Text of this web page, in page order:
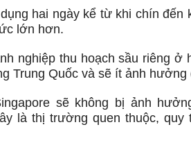
hai ngày kể từ khi chín đến
lớn hơn.
nghiệp thu hoạch sầu riêng ở
Trung Quốc và sẽ ít ảnh hưởng
sẽ không bị ảnh
là thị trường quen thuộc,